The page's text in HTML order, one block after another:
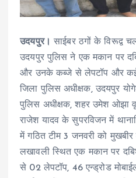
उदयपुर। साईबर ठगों के विरूद्व
उदयपुर पुलिस ने एक मकान पर
और उनके कब्जे से लेपटॉप और कई
जिला पुलिस अधीक्षक, उदयपुर
पुलिस अधीक्षक, शहर उमेश ओझा
राजेश यादव के सुपरविजन में
में गठित टीम 3 जनवरी को मुखबीर
लखावली स्थित एक मकान पर
से 02 लेपटॉप, 46 एन्ड्रोड